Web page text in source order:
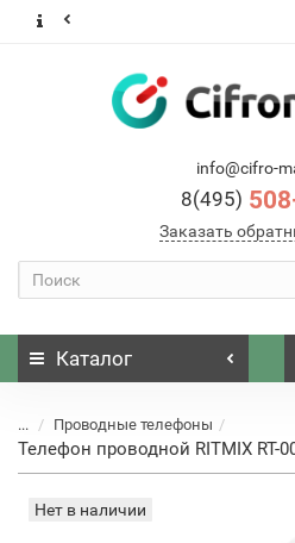
info@cifro-
8(495)
Заказать
Каталог
... Проводные телефоны
Телефон проводной RITMIX RT-
Нет в наличии